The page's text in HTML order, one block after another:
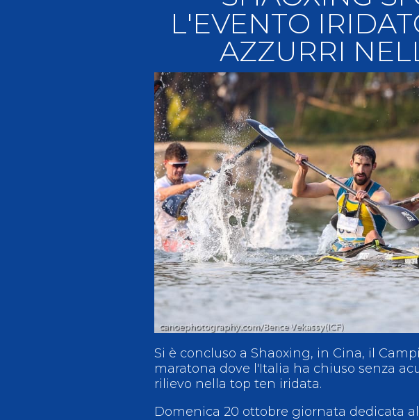
Contatti e organigramma
Regolamento di Giustizia
Invito Pubblico Organi di Giustizia
Corte D'Appello Federale
Giudice Sportivo Nazionale
Antidoping Calendari Agonistici Collegio degli
Mappa del sito Cerca Contatti Photogallery
L'EVENTO
AZZURRI
Si è concluso a Shaoxing, in Cina, il
maratona dove l'Italia ha chiuso senza
rilievo nella top ten iridata.
Domenica 20 ottobre giornata dedicata